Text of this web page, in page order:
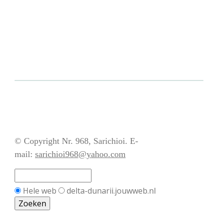
© Copyright Nr. 968, Sarichioi. E-
mail: sarichioi968@yahoo.com
Hele web delta-dunarii.jouwweb.nl